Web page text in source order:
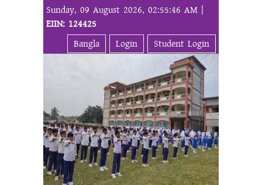
Sunday, 09 August 2026, 02:55:46 AM |
EIIN: 124425
Bangla
Login Student Login